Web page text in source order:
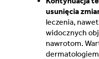
usunięcia
leczenia,
widocznych
nawrotom.